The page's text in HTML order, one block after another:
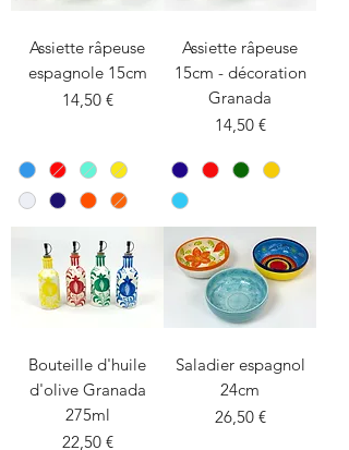
Assiette râpeuse
espagnole 15cm
Prix
14,50 €
Assiette râpeuse
15cm - décoration
Granada
Prix
14,50 €
Bouteille d'huile
d'olive Granada
275ml
Prix
22,50 €
Saladier espagnol
24cm
Prix
26,50 €